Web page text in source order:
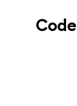
Code